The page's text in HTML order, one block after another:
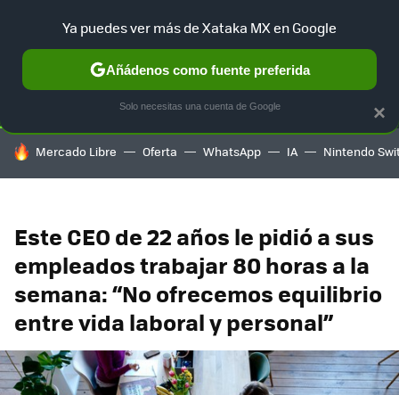
SELECCIÓN GAMING HOME AUTO TERRITORIO
HOY SE HABLA DE
Mercado Libre Oferta WhatsApp IA Nintendo
Este CEO de 22 años le pidió a sus
empleados trabajar 80 horas a la
semana: “No ofrecemos equilibrio
entre vida laboral y personal”
×
Ya puedes ver más de Xataka MX en Google
Añádenos como fuente preferida
Solo necesitas una cuenta de Google